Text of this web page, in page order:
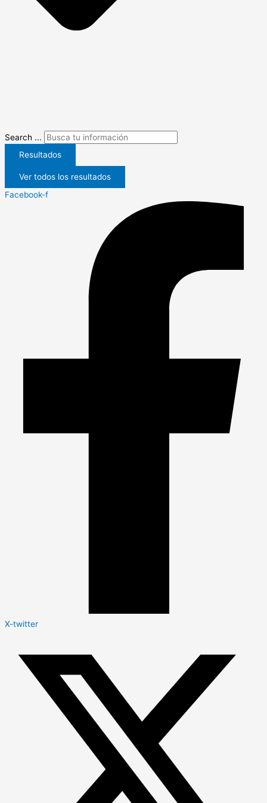
Search ...
Resultados
Ver todos los resultados
Facebook-f
X-twitter